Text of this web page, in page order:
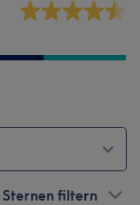
Sternen filtern